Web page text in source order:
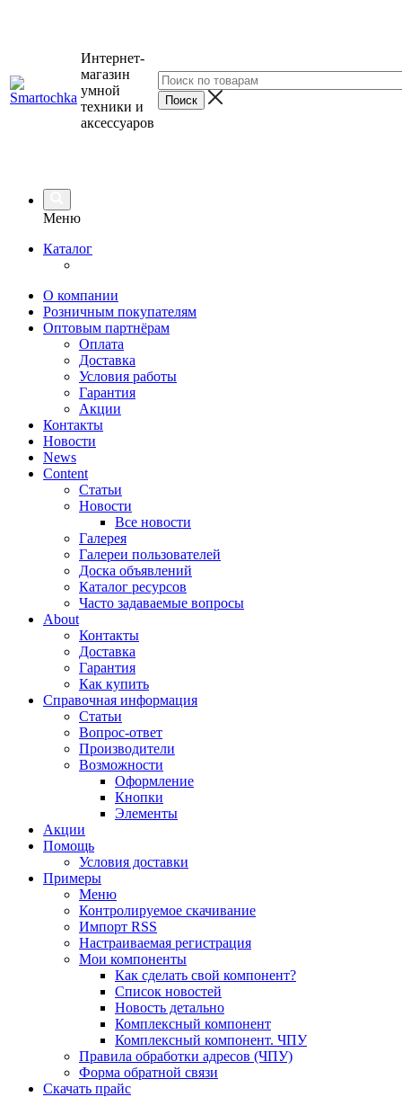
Интернет-
магазин
умной
техники и
аксессуаров
Меню
Каталог
О компании
Розничным покупателям
Оптовым партнёрам
Оплата
Доставка
Условия работы
Гарантия
Акции
Контакты
Новости
News
Content
Статьи
Новости
Все новости
Галерея
Галереи пользователей
Доска объявлений
Каталог ресурсов
Часто задаваемые вопросы
About
Контакты
Доставка
Гарантия
Как купить
Справочная информация
Статьи
Вопрос-ответ
Производители
Возможности
Оформление
Кнопки
Элементы
Акции
Помощь
Условия доставки
Примеры
Меню
Контролируемое скачивание
Импорт RSS
Настраиваемая регистрация
Мои компоненты
Как сделать свой компонент?
Список новостей
Новость детально
Комплексный компонент
Комплексный компонент. ЧПУ
Правила обработки адресов (ЧПУ)
Форма обратной связи
Скачать прайс